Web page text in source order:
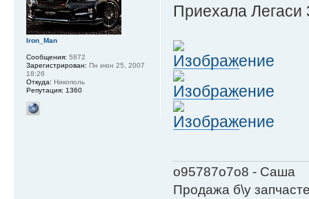
Приехала
о95787о7о8 - Саша
Продажа б\у
Iron_Man
Сообщения: 5872
Зарегистрирован: Пн июн 25, 2007
18:26
Откуда: Никополь
Репутация: 1360